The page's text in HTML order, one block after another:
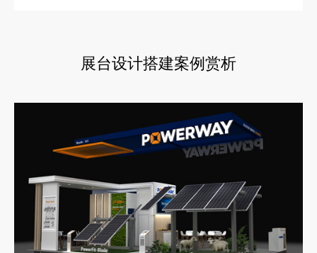
展台设计搭建案例赏析